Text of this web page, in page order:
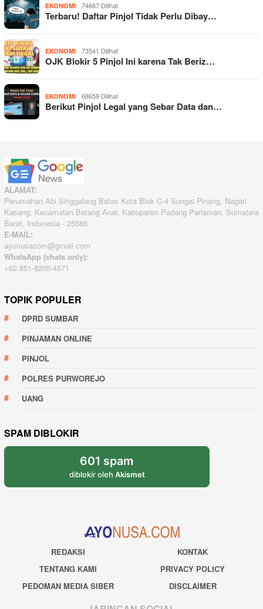
EKONOMI 74667 Dilihat
Terbaru! Daftar Pinjol Tidak Perlu Dibay…
EKONOMI 73541 Dilihat
OJK Blokir 5 Pinjol Ini karena Tak Beriz…
EKONOMI 68659 Dilihat
Berikut Pinjol Legal yang Sebar Data dan…
ALAMAT:
Perumahan Abi Singgalang Batas Kota Blok C-4 Sungai Pinang, Nagari
Kasang, Kecamatan Batang Anai, Kabupaten Padang Pariaman, Sumatera
Barat, Indonesia - 25586
E-MAIL:
ayonusacom@gmail.com
WhatsApp (chats only):
+62 851-8205-4571
TOPIK POPULER
DPRD SUMBAR
PINJAMAN ONLINE
PINJOL
POLRES PURWOREJO
UANG
SPAM DIBLOKIR
601 spam
diblokir oleh Akismet
REDAKSI
KONTAK
TENTANG KAMI
PRIVACY POLICY
PEDOMAN MEDIA SIBER
DISCLAIMER